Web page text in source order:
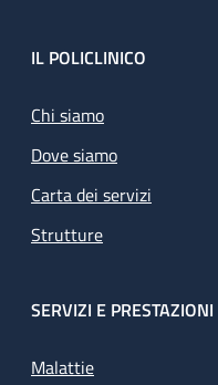
Footer
IL POLICLINICO
Chi siamo
Dove siamo
Carta dei servizi
Strutture
SERVIZI E PRESTAZIONI
Malattie